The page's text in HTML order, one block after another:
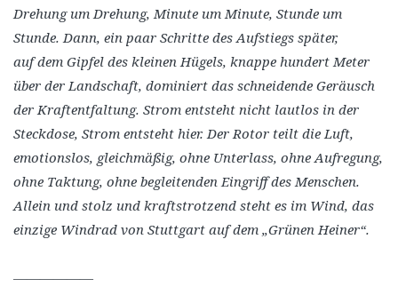
Drehung um Drehung, Minute um Minute, Stunde um
Stunde. Dann, ein paar Schritte des Aufstiegs später,
aufdem Gipfel des kleinen Hügels, knappe hundertMeter
über der Landschaft, dominiert das schneidende Geräusch
der Kraftentfaltung. Strom entsteht nicht lautlos in der
Steckdose, Strom entsteht hier. Der Rotor teilt die Luft,
emotionslos, gleichmäßig, ohne Unterlass, ohne Aufregung,
ohne Taktung, ohne begleitenden Eingriff des Menschen.
Allein und stolz und kraftstrotzend steht es im Wind, das
einzige Windrad von Stuttgart auf dem „Grünen Heiner“.
——————